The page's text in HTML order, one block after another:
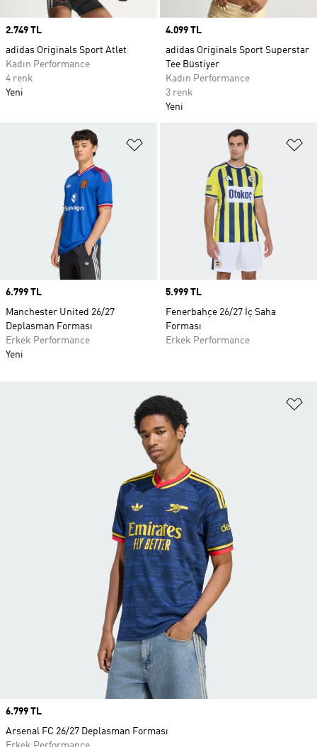
Price
2.749 TL
adidas Originals Sport Atlet
Kadın Performance
4 renk
Yeni
Price
4.099 TL
adidas Originals Sport Superstar
Tee Büstiyer
Kadın Performance
3 renk
Yeni
Favori Listesine Ekle
Price
6.799 TL
Manchester United 26/27
Deplasman Forması
Erkek Performance
Yeni
Price
5.999 TL
Fenerbahçe 26/27 İç Saha
Forması
Erkek Performance
Price
6.799 TL
Arsenal FC 26/27 Deplasman Forması